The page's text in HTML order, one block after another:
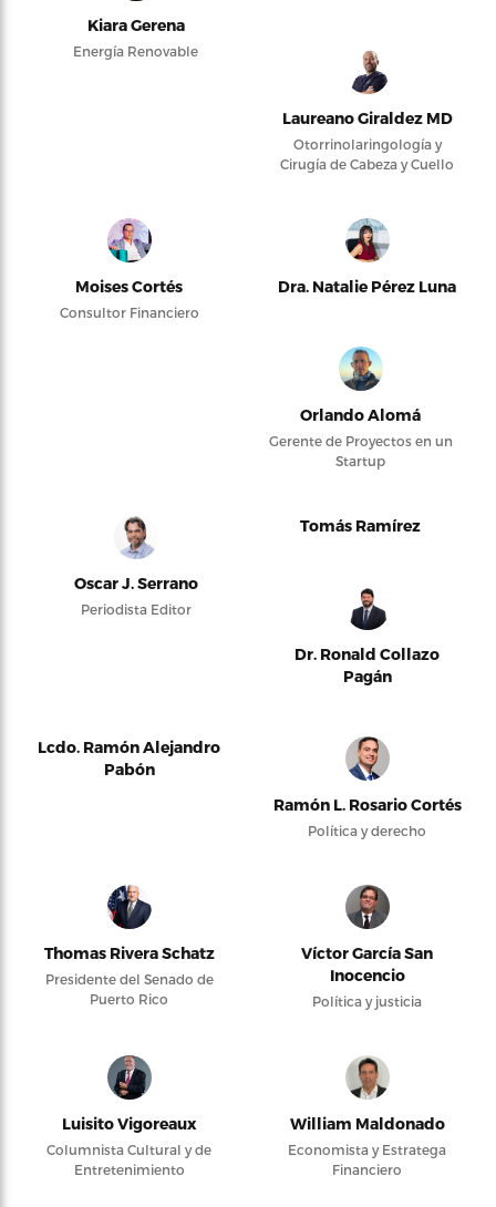
Kiara Gerena
Energía Renovable
Laureano Giraldez MD
Otorrinolaringología y
Cirugía de Cabeza y Cuello
Moises Cortés
Consultor Financiero
Dra. Natalie Pérez Luna
Orlando Alomá
Gerente de Proyectos en un
Startup
Oscar J. Serrano
Periodista Editor
Tomás Ramírez
Dr. Ronald Collazo
Pagán
Lcdo. Ramón Alejandro
Pabón
Ramón L. Rosario Cortés
Política y derecho
Thomas Rivera Schatz
Presidente del Senado de
Puerto Rico
Víctor García San
Inocencio
Política y justicia
Luisito Vigoreaux
Columnista Cultural y de
Entretenimiento
William Maldonado
Economista y Estratega
Financiero